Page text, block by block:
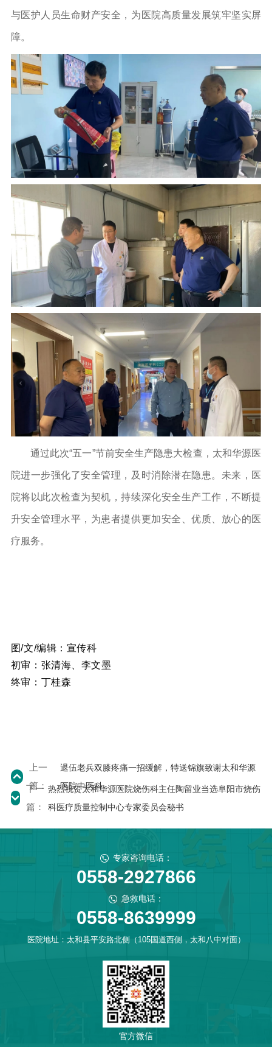
与医护人员生命财产安全，为医院高质量发展筑牢坚实屏
障。
通过此次“五一”节前安全生产隐患大检查，太和华源医
院进一步强化了安全管理，及时消除潜在隐患。未来，医
院将以此次检查为契机，持续深化安全生产工作，不断提
升安全管理水平，为患者提供更加安全、优质、放心的医
疗服务。
图/文/编辑：宣传科
初审：张清海、李文墨
终审：丁桂森
上一
篇：
退伍老兵双膝疼痛一招缓解，特送锦旗致谢太和华源
医院中医科
下一
篇：
热烈祝贺太和华源医院烧伤科主任陶留业当选阜阳市烧伤
科医疗质量控制中心专家委员会秘书
专家咨询电话：
0558-2927866
急救电话：
0558-8639999
医院地址：太和县平安路北侧（105国道西侧，太和八中对面）
官方微信